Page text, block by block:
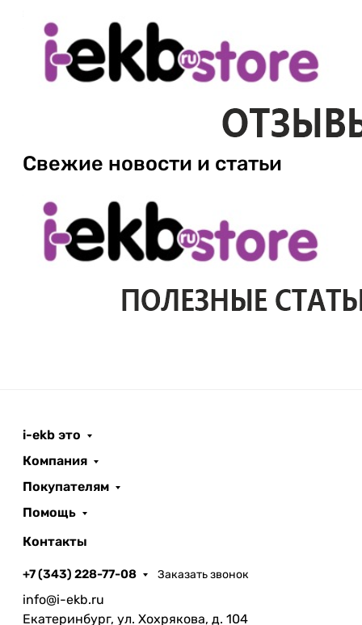
Свежие новости и статьи
i-ekb это
Компания
Покупателям
Помощь
Контакты
+7 (343) 228-77-08 Заказать звонок
info@i-ekb.ru
Екатеринбург, ул. Хохрякова, д. 104